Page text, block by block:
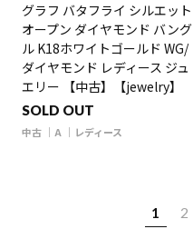
グラフ バタフライ シルエット
オープン ダイヤモンド バング
ル K18ホワイトゴールド WG/
ダイヤモンド レディース ジュ
エリー 【中古】【jewelry】
SOLD OUT
中古 A レディース
1 2